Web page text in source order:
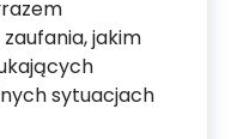
jakim
sytuacjach